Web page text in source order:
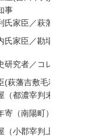
事
氏家臣／萩藩士
氏家臣／勘場医
研究者／コレクション
(萩藩吉敷毛利家臣）
（都濃宰判末武村）
寄（南陽町）
（小郡宰判上中郷）